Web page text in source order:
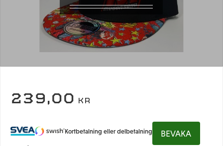
239,00 KR
Kortbetalning eller delbetalning BEVAKA